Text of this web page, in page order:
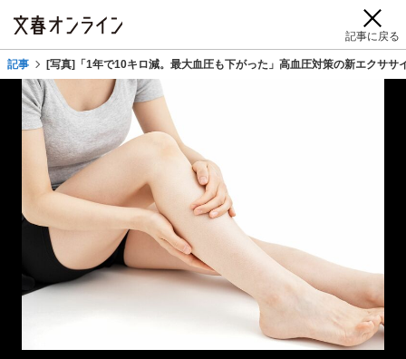
記事に戻る
記事 [写真]「1年で10キロ減。最大血圧も下がった」高血圧対策の新エクサ